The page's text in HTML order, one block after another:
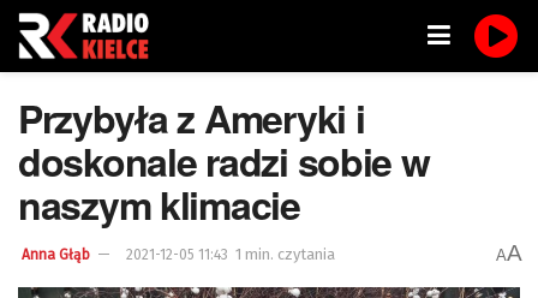
Przybyła z Ameryki i
doskonale radzi sobie w
naszym klimacie
Anna Głąb 2021-12-05 11:43 1 min. czytania AA